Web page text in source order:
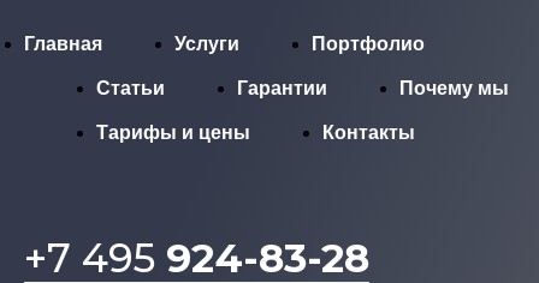
Главная Услуги Портфолио
Статьи Гарантии Почему мы
Тарифы и цены Контакты
+7 495 924-83-28